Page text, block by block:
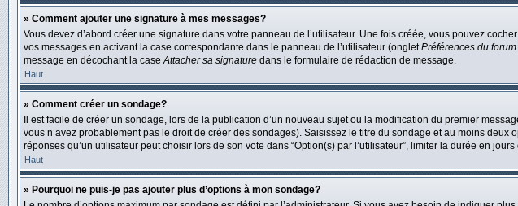
» Comment ajouter une signature à mes messages?
Vous devez d’abord créer une signature dans votre panneau de l’utilisateur. Une fois créée, vous pouvez
vos messages en activant la case correspondante dans le panneau de l’utilisateur (ongletPréférences du
message en décochant la caseAttacher sa signature dans le formulaire de rédaction de message.
Haut
» Comment créer un sondage?
Il est facile de créer un sondage, lors de la publication d’un nouveau sujet ou la modification du premier
vous n’avez probablement pas le droit de créer des sondages). Saisissez le titre du sondage et au moins
réponses qu’un utilisateur peut choisir lors de son vote dans “Option(s) par l’utilisateur”, limiter la durée en
Haut
» Pourquoi ne puis-je pas ajouter plus d’options à mon sondage?